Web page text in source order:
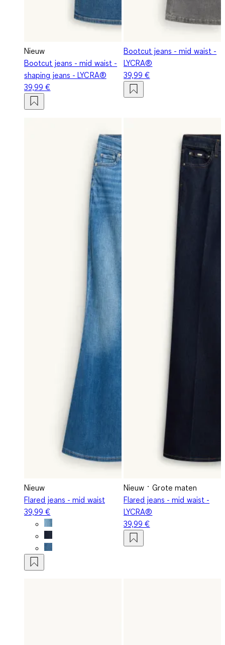
Nieuw
Bootcut jeans - mid waist -
shaping jeans - LYCRA®
39,99 €
Bootcut jeans - mid waist -
LYCRA®
39,99 €
Nieuw
Flared jeans - mid waist
39,99 €
Nieuw
Grote maten
Flared jeans - mid waist -
LYCRA®
39,99 €